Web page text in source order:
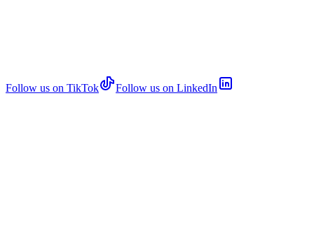
Follow us on TikTok Follow us on LinkedIn